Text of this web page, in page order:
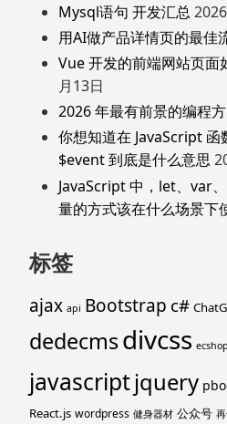
Mysql语句 开发汇总
用AI做产品详情页的最佳
Vue 开发的前端网站页面
月13日
2026 年最有前景的编程
你想知道在 JavaScript 函
$event 到底是什么意思
JavaScript 中，let、var
量的方式该在什么场景下
标签
ajax api Bootstrap c#
dedecmsdivcss ecshop
javascriptjquery
React.js wordpress 健身器材 公众号